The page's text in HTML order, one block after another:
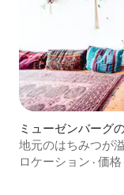
ミューゼンバーグ
地元のはちみつが
ロケーション · 価格